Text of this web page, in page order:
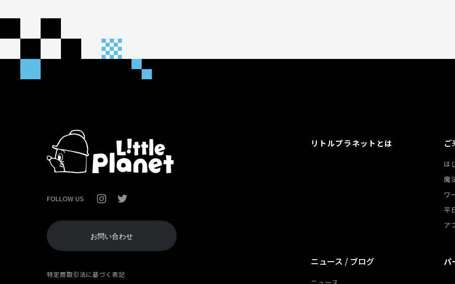
FOLLOW US
お問い合わせ
特定商取引法に基づく表記
リトルプラネットとは ご
は
魔
ワ
平
ア
ニュース / ブログ パ